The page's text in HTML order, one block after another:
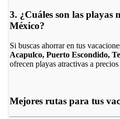
3. ¿Cuáles son las playas
México?
Si buscas ahorrar en tus
Acapulco, Puerto Escondido,
ofrecen playas atractivas a precios
Mejores rutas para tus